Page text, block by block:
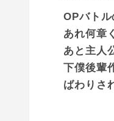
OPバト
あれ何章
あと主人
下僕後輩
ばわりさ